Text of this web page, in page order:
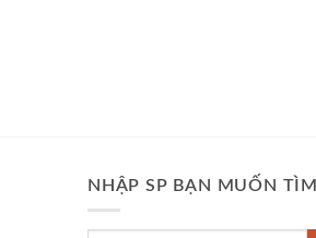
NHẬP SP BẠN MUỐN TÌM